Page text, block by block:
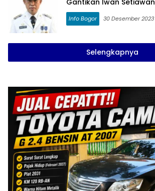
Info Bogor 30 Desember 2023
Selengkapnya